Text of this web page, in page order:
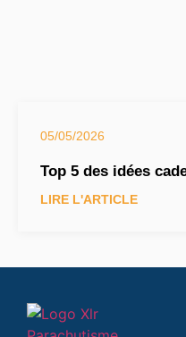
05/05/2026
Top 5 des idées
LIRE L'ARTICLE